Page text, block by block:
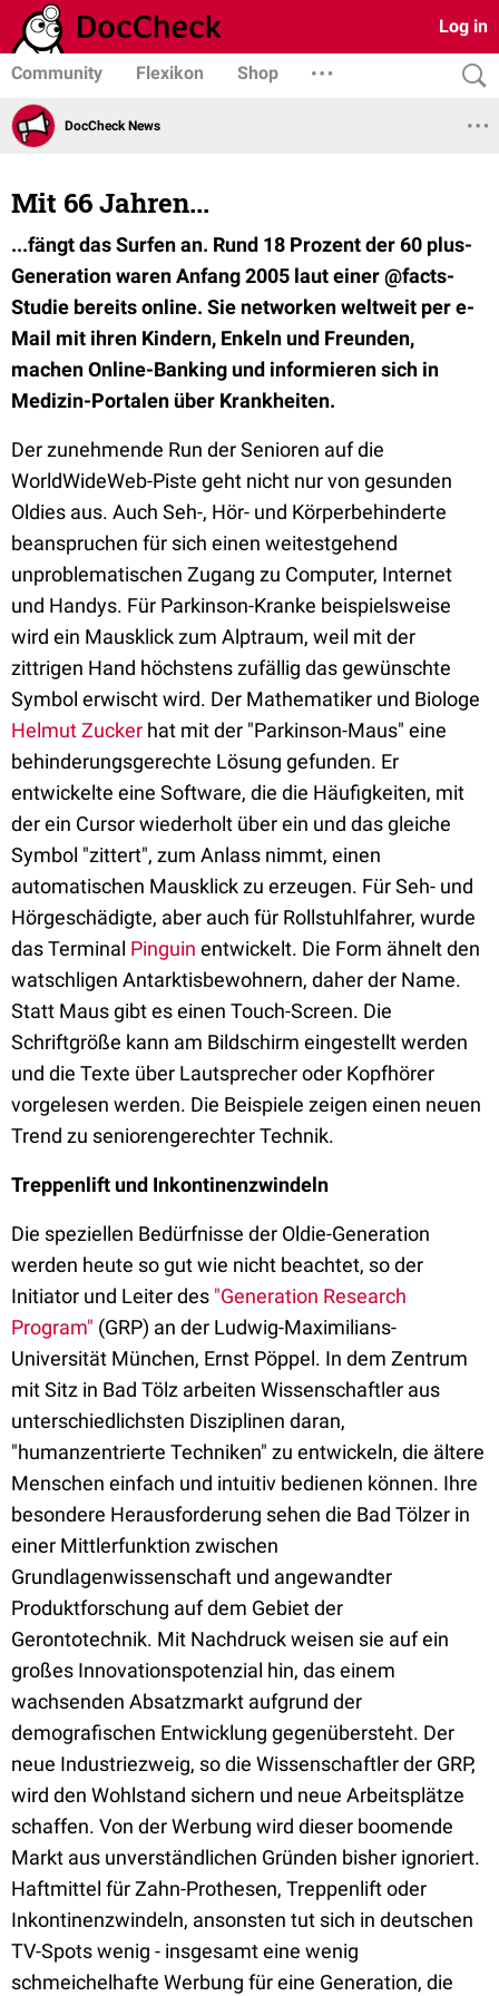
Log in
Community Flexikon Shop
DocCheck News
Mit 66 Jahren...
...fängt das Surfen an. Rund 18 Prozent der 60 plus-
Generation waren Anfang 2005 laut einer @facts-
Studie bereits online. Sie networken weltweit per e-
Mail mit ihren Kindern, Enkeln und Freunden,
machen Online-Banking und informieren sich in
Medizin-Portalen über Krankheiten.
Der zunehmende Run der Senioren auf die
WorldWideWeb-Piste geht nicht nur von gesunden
Oldies aus. Auch Seh-, Hör- und Körperbehinderte
beanspruchen für sich einen weitestgehend
unproblematischen Zugang zu Computer, Internet
und Handys. Für Parkinson-Kranke beispielsweise
wird ein Mausklick zum Alptraum, weil mit der
zittrigen Hand höchstens zufällig das gewünschte
Symbol erwischt wird. Der Mathematiker und Biologe
Helmut Zucker hat mit der "Parkinson-Maus" eine
behinderungsgerechte Lösung gefunden. Er
entwickelte eine Software, die die Häufigkeiten, mit
der ein Cursor wiederholt über ein und das gleiche
Symbol "zittert", zum Anlass nimmt, einen
automatischen Mausklick zu erzeugen. Für Seh- und
Hörgeschädigte, aber auch für Rollstuhlfahrer, wurde
das Terminal Pinguin entwickelt. Die Form ähnelt den
watschligen Antarktisbewohnern, daher der Name.
Statt Maus gibt es einen Touch-Screen. Die
Schriftgröße kann am Bildschirm eingestellt werden
und die Texte über Lautsprecher oder Kopfhörer
vorgelesen werden. Die Beispiele zeigen einen neuen
Trend zu seniorengerechter Technik.
Treppenlift und Inkontinenzwindeln
Die speziellen Bedürfnisse der Oldie-Generation
werden heute so gut wie nicht beachtet, so der
Initiator und Leiter des "Generation Research
Program" (GRP) an der Ludwig-Maximilians-
Universität München, Ernst Pöppel. In dem Zentrum
mit Sitz in Bad Tölz arbeiten Wissenschaftler aus
unterschiedlichsten Disziplinen daran,
"humanzentrierte Techniken" zu entwickeln, die ältere
Menschen einfach und intuitiv bedienen können. Ihre
besondere Herausforderung sehen die Bad Tölzer in
einer Mittlerfunktion zwischen
Grundlagenwissenschaft und angewandter
Produktforschung auf dem Gebiet der
Gerontotechnik. Mit Nachdruck weisen sie auf ein
großes Innovationspotenzial hin, das einem
wachsenden Absatzmarkt aufgrund der
demografischen Entwicklung gegenübersteht. Der
neue Industriezweig, so die Wissenschaftler der GRP,
wird den Wohlstand sichern und neue Arbeitsplätze
schaffen. Von der Werbung wird dieser boomende
Markt aus unverständlichen Gründen bisher ignoriert.
Haftmittel für Zahn-Prothesen, Treppenlift oder
Inkontinenzwindeln, ansonsten tut sich in deutschen
TV-Spots wenig - insgesamt eine wenig
schmeichelhafte Werbung für eine Generation, die